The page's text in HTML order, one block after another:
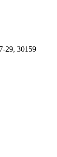
29, 30159